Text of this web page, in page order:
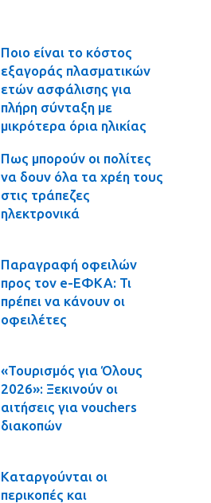
Ποιο είναι το κόστος
εξαγοράς πλασματικών
ετών ασφάλισης για
πλήρη σύνταξη με
μικρότερα όρια ηλικίας
Πως μπορούν οι πολίτες
να δουν όλα τα χρέη τους
στις τράπεζες
ηλεκτρονικά
Παραγραφή οφειλών
προς τον e-ΕΦΚΑ: Τι
πρέπει να κάνουν οι
οφειλέτες
«Τουρισμός για Όλους
2026»: Ξεκινούν οι
αιτήσεις για vouchers
διακοπών
Καταργούνται οι
περικοπές και